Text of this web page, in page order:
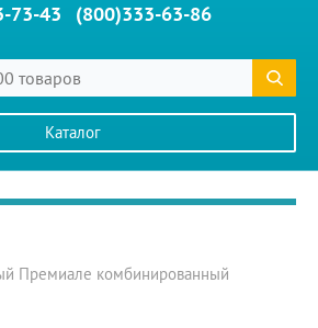
73-43 (800)333-63-86
Каталог
Премиале комбинированный